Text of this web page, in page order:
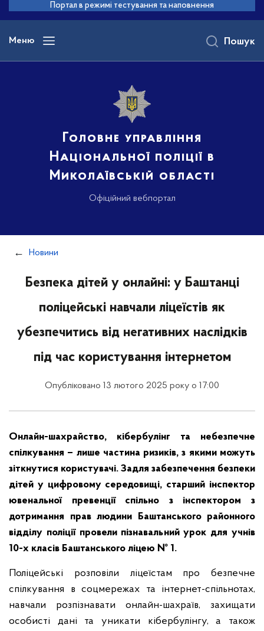
основного
вмісту
Портал в режимі тестування та наповнення
Меню
Головне управління
Національної поліції в
Миколаївській області
Офіційний вебпортал
Пошук
Новини
Безпека дітей у онлайні: у Баштанці
поліцейські навчали ліцеїстів як
убезпечитись від негативних наслідків
під час користування інтернетом
Опубліковано 13 лютого 2025 року о 17:00
Онлайн-шахрайство, кібербулінг та небезпечне
спілкування – лише частина ризиків, з якими можуть
зіткнутися користувачі. Задля забезпечення безпеки
дітей у цифровому середовищі, старший інспектор
ювенальної превенції спільно з інспектором з
дотримання прав людини Баштанського районного
відділу поліції провели пізнавальний урок для учнів
10-х класів Баштанського ліцею № 1.
Поліцейські розповіли ліцеїстам про безпечне
спілкування в соцмережах та інтернет-спільнотах,
навчали розпізнавати онлайн-шахраїв, захищати
особисті дані та уникати кібербулінгу, а також